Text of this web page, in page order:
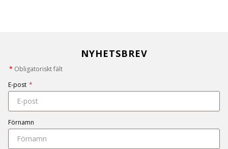
NYHETSBREV
* Obligatoriskt fält
E-post *
Förnamn